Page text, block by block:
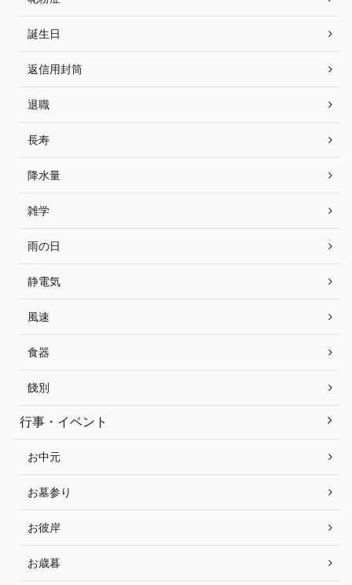
誕生日
返信用封筒
退職
長寿
降水量
雑学
雨の日
静電気
風速
食器
餞別
行事・イベント
お中元
お墓参り
お彼岸
お歳暮